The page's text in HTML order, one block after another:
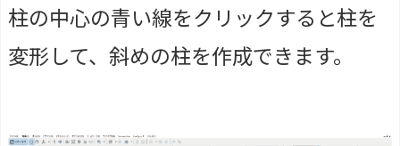
柱の中心の青い線をクリックすると柱を
変形して、斜めの柱を作成できます。